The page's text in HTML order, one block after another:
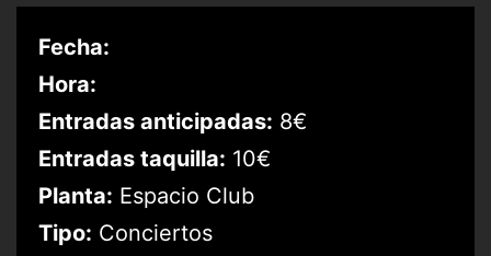
Fecha:
Hora:
Entradas anticipadas: 8€
Entradas taquilla: 10€
Planta: Espacio Club
Tipo: Conciertos